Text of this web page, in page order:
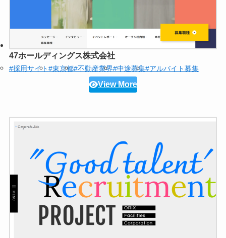
47ホールディングス株式会社
#採用サイト#東京都#不動産業界#中途募集#アルバイト募集
View More